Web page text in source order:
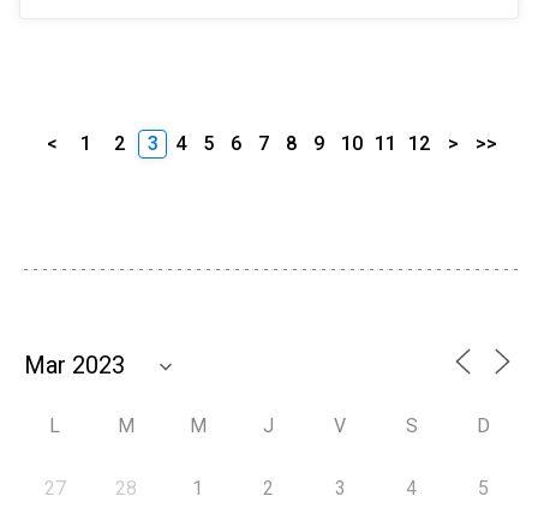
< 1 2 3 4 5 6 7 8 9 10 11 12 > >>
L M M J V S D
27 28 1 2 3 4 5